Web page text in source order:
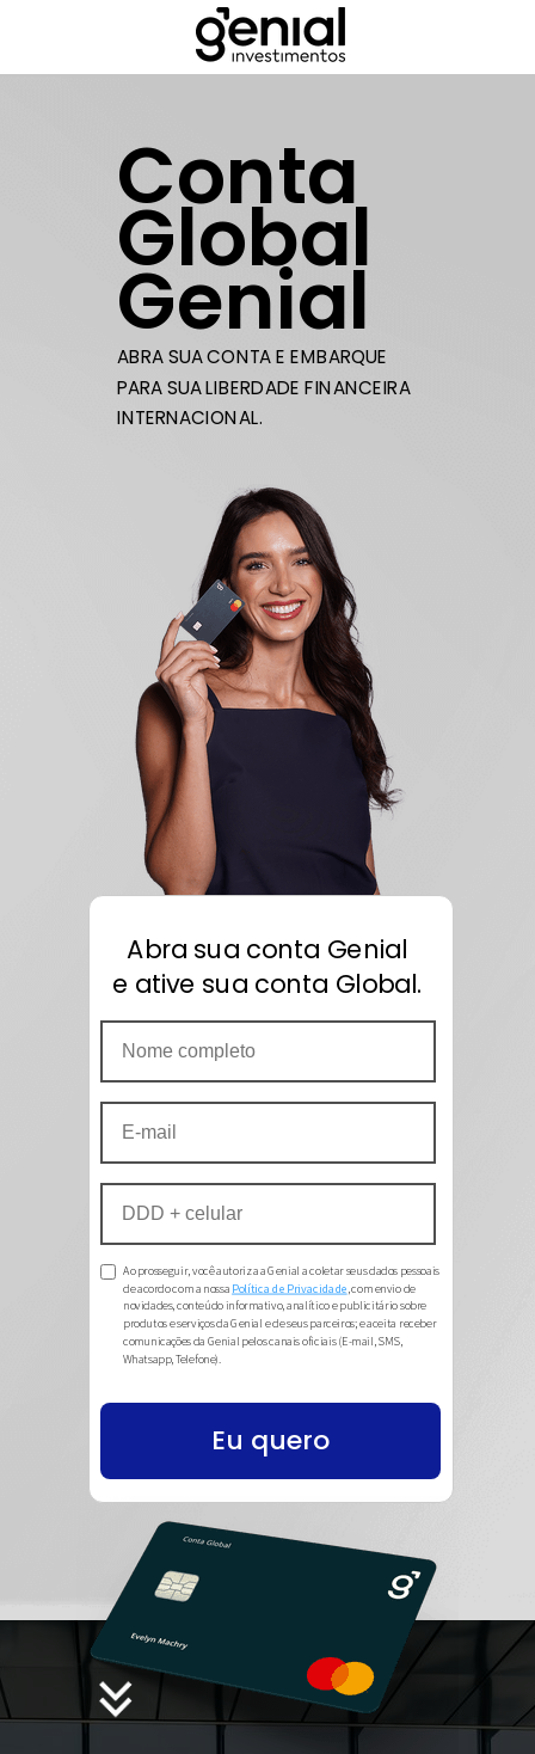
Conta
Global
Genial
Eu quero
ABRA SUA CONTA E EMBARQUE
PARA SUA LIBERDADE FINANCEIRA
INTERNACIONAL.
Abra sua conta Genial
e ative sua conta Global.
Ao prosseguir, você autoriza a Genial a coletar seus dados pessoais
de acordo com a nossa Política de Privacidade, com envio de
novidades, conteúdo informativo, analítico e publicitário sobre
produtos e serviços da Genial e de seus parceiros; e aceita receber
comunicações da Genial pelos canais oficiais (E-mail, SMS,
Whatsapp, Telefone).